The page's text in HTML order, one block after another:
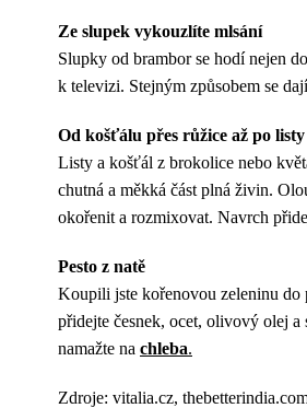
Ze slupek vykouzlíte mlsání
Slupky od brambor se hodí nejen
k televizi. Stejným způsobem se
Od košťálu přes růžice až po listy
Listy a košťál z brokolice nebo
chutná a měkká část plná živin.
okořenit a rozmixovat. Navrch
Pesto z natě
Koupili jste kořenovou zeleninu do
přidejte česnek, ocet, olivový olej a
namažte na chleba.
Zdroje: vitalia.cz,